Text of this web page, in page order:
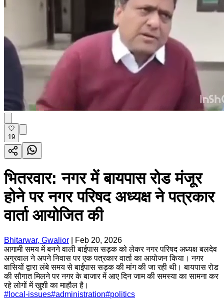
19
भितरवार: नगर में बायपास रोड मंजूर
होने पर नगर परिषद अध्यक्ष ने पत्रकार
वार्ता आयोजित की
Bhitarwar, Gwalior
Feb 20, 2026
आगामी समय में बनने वाली बाईपास सड़क को लेकर नगर परिषद अध्यक्ष बलदेव
अग्रवाल ने अपने निवास पर एक पत्रकार वार्ता का आयोजन किया। नगर
वासियों द्वारा लंबे समय से बाईपास सड़क की मांग की जा रही थी। बायपास रोड
की सौगात मिलने पर नगर के बाजार में आए दिन जाम की समस्या का सामना कर
रहे लोगों में खुशी का माहौल है।
# local-issues#administration#politics